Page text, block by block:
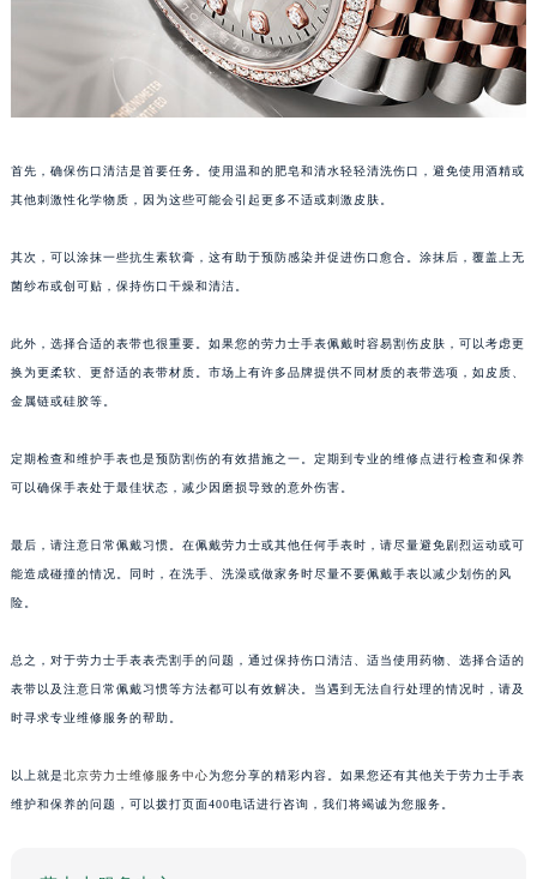
首先，确保伤口清洁是首要任务。使用温和的肥皂和清水轻轻清洗伤口，避免使用酒精或
其他刺激性化学物质，因为这些可能会引起更多不适或刺激皮肤。
其次，可以涂抹一些抗生素软膏，这有助于预防感染并促进伤口愈合。涂抹后，覆盖上无
菌纱布或创可贴，保持伤口干燥和清洁。
此外，选择合适的表带也很重要。如果您的劳力士手表佩戴时容易割伤皮肤，可以考虑更
换为更柔软、更舒适的表带材质。市场上有许多品牌提供不同材质的表带选项，如皮质、
金属链或硅胶等。
定期检查和维护手表也是预防割伤的有效措施之一。定期到专业的维修点进行检查和保养
可以确保手表处于最佳状态，减少因磨损导致的意外伤害。
最后，请注意日常佩戴习惯。在佩戴劳力士或其他任何手表时，请尽量避免剧烈运动或可
能造成碰撞的情况。同时，在洗手、洗澡或做家务时尽量不要佩戴手表以减少划伤的风
险。
总之，对于劳力士手表表壳割手的问题，通过保持伤口清洁、适当使用药物、选择合适的
表带以及注意日常佩戴习惯等方法都可以有效解决。当遇到无法自行处理的情况时，请及
时寻求专业维修服务的帮助。
以上就是北京劳力士维修服务中心为您分享的精彩内容。如果您还有其他关于劳力士手表
维护和保养的问题，可以拨打页面400电话进行咨询，我们将竭诚为您服务。